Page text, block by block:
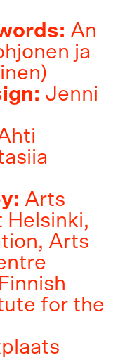
An
ja
Jenni
Arts
Helsinki,
Arts
for the